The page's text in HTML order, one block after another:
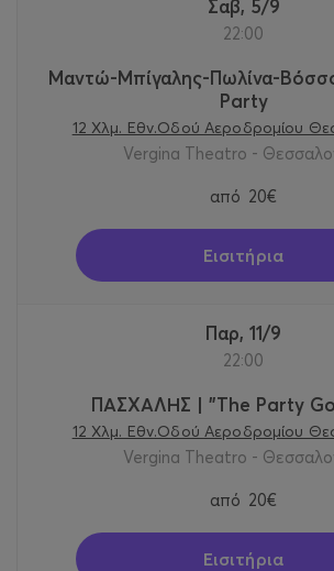
Σαβ, 5/9
22:00
Μαντώ-Μπίγαλης-Πωλίνα-
Party
12 Χλμ. Εθν.Οδού Αεροδρομίου
Vergina Theatro -
από 20€
Εισιτήρια
Παρ, 11/9
22:00
ΠΑΣΧΑΛΗΣ | "The Party
12 Χλμ. Εθν.Οδού Αεροδρομίου
Vergina Theatro -
από 20€
Εισιτήρια